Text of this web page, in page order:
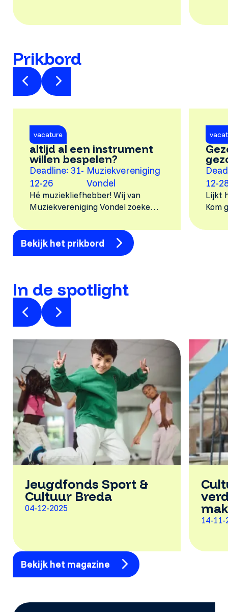
Prikbord
altijd al een instrument
willen bespelen?
Deadline: 31-
12-26
Muziekvereniging
Vondel
Hé muziekliefhebber! Wij van
Muziekvereniging Vondel zoeken
mee te kraken! Speel je een
instrument, heb je vroeger
gespeeld of lijkt het je gewoon
vacature
12-
Lijkt
Kom
om
Bekijk het prikbord
In de spotlight
04-12-2025
Jeugdfonds Sport &
Cultuur Breda
14-11-
Bekijk het magazine